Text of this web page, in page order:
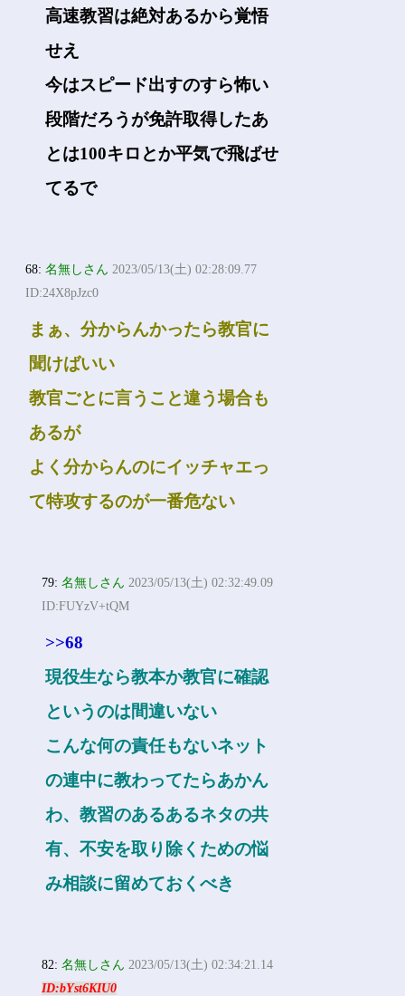
高速教習は絶対あるから覚悟
せえ
今はスピード出すのすら怖い
段階だろうが免許取得したあ
とは100キロとか平気で飛ばせ
てるで
68:名無しさん 2023/05/13(土) 02:28:09.77
ID:24X8pJzc0
まぁ、分からんかったら教官に
聞けばいい
教官ごとに言うこと違う場合も
あるが
よく分からんのにイッチャエっ
て特攻するのが一番危ない
79:名無しさん 2023/05/13(土) 02:32:49.09
ID:FUYzV+tQM
>>68
現役生なら教本か教官に確認
というのは間違いない
こんな何の責任もないネット
の連中に教わってたらあかん
わ、教習のあるあるネタの共
有、不安を取り除くための悩
み相談に留めておくべき
82:名無しさん 2023/05/13(土) 02:34:21.14
ID:bYst6KIU0